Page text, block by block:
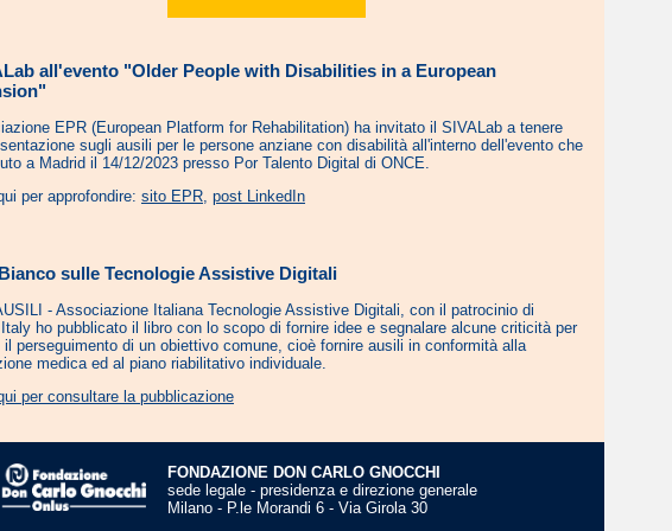
all'evento "Older People with Disabilities in a European
EPR (European Platform for Rehabilitation) ha invitato il SIVALab a tenere
sugli ausili per le persone anziane con disabilità all'interno dell'evento che
a Madrid il 14/12/2023 presso Por Talento Digital di ONCE.
per approfondire: sito EPR, post LinkedIn
sulle Tecnologie Assistive Digitali
- Associazione Italiana Tecnologie Assistive Digitali, con il patrocinio di
ho pubblicato il libro con lo scopo di fornire idee e segnalare alcune criticità per
il perseguimento di un obiettivo comune, cioè fornire ausili in conformità alla
medica ed al piano riabilitativo individuale.
per consultare la pubblicazione
FONDAZIONE DON CARLO GNOCCHI
sede legale - presidenza e direzione generale
Milano - P.le Morandi 6 - Via Girola 30